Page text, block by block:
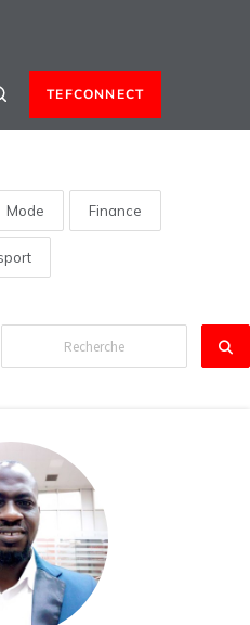
TEFCONNECT
Mode Finance